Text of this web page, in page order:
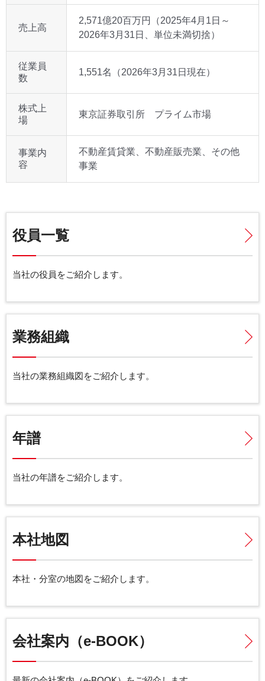
売上高
2,571億20百万円（2025年4月1日～
2026年3月31日、単位未満切捨）
従業員
数
1,551名（2026年3月31日現在）
株式上
場
東京証券取引所 プライム市場
事業内
容
不動産賃貸業、不動産販売業、その他
事業
役員一覧
当社の役員をご紹介します。
業務組織
当社の業務組織図をご紹介します。
年譜
当社の年譜をご紹介します。
本社地図
本社・分室の地図をご紹介します。
会社案内（e-BOOK）